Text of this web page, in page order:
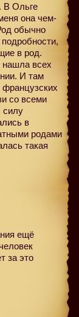
В Ольге
она чем-
обычно
в род.
нашла всех
И там
со всеми
силу
в
родами
такая
ещё
за это